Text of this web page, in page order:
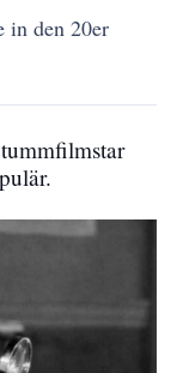
in den 20er